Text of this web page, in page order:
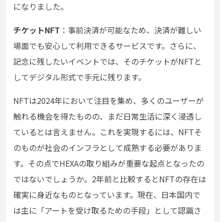
になりました。
チケットNFT ：事前決済が可能なため、決済が難しい
場面でも安心して利用できるサービスです。さらに、
記念に残したいイベントでは、そのチケットがNFTと
してデジタル形式で手元に残ります。
NFTは2024年において注目を集め、多くのユーザーが
触れる機会を得たものの、まだ日常生活に深く浸透し
ているとは言えません。これを実現するには、NFTそ
のものが社会のインフラとして成熟する必要がありま
す。その点でHEXAの取り組みが重要な起点となったの
ではないでしょうか。2年前と比較するとNFTの存在は
確実に身近なものとなっています。現在、日本国内で
は主に「アートを受け取るための手段」として認識さ